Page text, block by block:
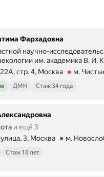
Фархадовна
научно-
им. академика В. И.
стр. 4, Москва
Расстояние 1,05 км
м.
ДМН Стаж 34 года
и ещё 3
3, Москва
Расстояние 36 м
м.
Стаж 18 лет